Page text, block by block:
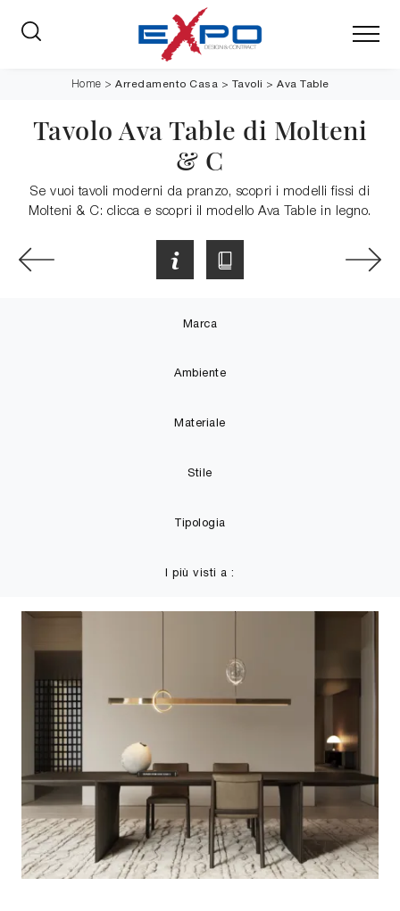
Home > Arredamento Casa > Tavoli > Ava Table
Tavolo Ava Table di Molteni
& C
Se vuoi tavoli moderni da pranzo, scopri i modelli fissi di
Molteni & C: clicca e scopri il modello Ava Table in legno.
Marca
Ambiente
Materiale
Stile
Tipologia
I più visti a :